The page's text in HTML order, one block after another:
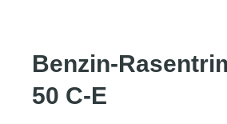
Benzin-
50 C-E